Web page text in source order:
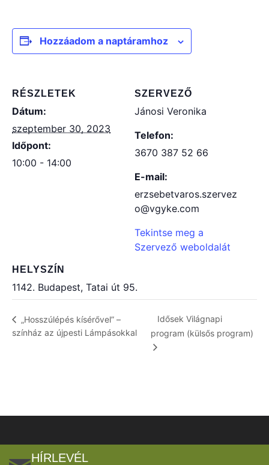
Hozzáadom a naptáramhoz
RÉSZLETEK
Dátum:
szeptember 30, 2023
Időpont:
10:00 - 14:00
HELYSZÍN
1142. Budapest, Tatai út 95.
SZERVEZŐ
Jánosi Veronika
Telefon:
3670 387 52 66
E-mail:
erzsebetvaros.szervez
o@vgyke.com
Tekintse meg a
Szervező weboldalát
„Hosszúlépés kísérővel” –
színház az újpesti Lámpásokkal
Idősek Világnapi
program (külsős program)
HÍRLEVÉL